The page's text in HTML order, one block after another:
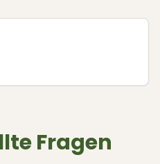
Fragen